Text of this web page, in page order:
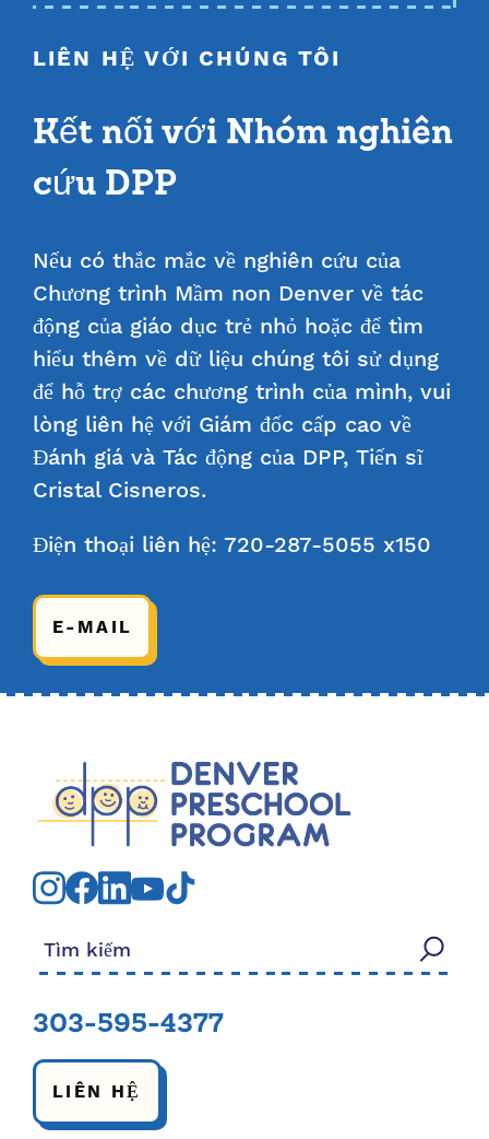
LIÊN HỆ VỚI CHÚNG TÔI
Kết nối với Nhóm nghiên
cứu DPP
Nếu có thắc mắc về nghiên cứu của
Chương trình Mầm non Denver về tác
động của giáo dục trẻ nhỏ hoặc để tìm
hiểu thêm về dữ liệu chúng tôi sử dụng
để hỗ trợ các chương trình của mình, vui
lòng liên hệ với Giám đốc cấp cao về
Đánh giá và Tác động của DPP, Tiến sĩ
Cristal Cisneros.
Điện thoại liên hệ: 720-287-5055 x150
E-MAIL
Tìm kiếm:
303-595-4377
LIÊN HỆ